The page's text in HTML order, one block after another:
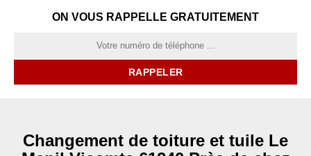
ON VOUS RAPPELLE GRATUITEMENT
Changement de toiture et tuile Le